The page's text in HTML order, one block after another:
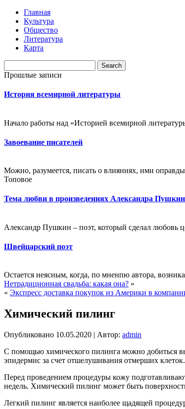
Главная
Культура
Общество
Литература
Карта
Прошлые записи
История всемирной литературы
Начало работы над «Историей всемирной
Завоевание писателей
Можно, разумеется, писать о влияниях, ими
Топовое
Тема любви в произведениях Александра
Александр Пушкин – поэт, который сделал любовь
Швейцарский поэт
Остается неясным, когда, по мненпю автора,
Нетрадиционная свадьба: какая она? »
« Экспресс доставка покупок из Америки в
Химический пилинг
Опубликовано 10.05.2020 | Автор: admin
С помощью химического пилинга можно добиться
эпидермис за счет отшелушивания отмерших клеток.
Перед проведением процедуры кожу
недель. Химический пилинг может быть
Легкий пилинг является наиболее щадящей